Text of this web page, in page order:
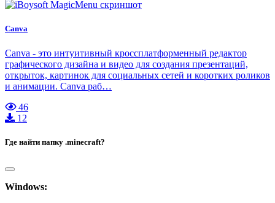
Canva
Canva - это интуитивный кроссплатформенный редактор
графического дизайна и видео для создания презентаций,
открыток, картинок для социальных сетей и коротких роликов
и анимации. Canva раб…
46
12
Где найти папку .minecraft?
Windows: